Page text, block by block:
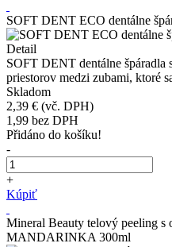
SOFT DENT ECO dentálne
Detail
SOFT DENT dentálne špáradla
priestorov medzi zubami, ktoré
Skladom
2,39 € (vč. DPH)
1,99 bez DPH
Přidáno do košíku!
-
+
Kúpiť
Mineral Beauty telový peeling s
MANDARINKA 300ml